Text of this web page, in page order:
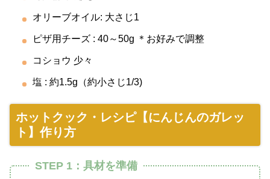
オリーブオイル: 大さじ1
ピザ用チーズ : 40～50g ＊お好みで調整
コショウ 少々
塩 : 約1.5g（約小さじ1/3)
ホットクック・レシピ【にんじんのガレッ
ト】作り方
STEP 1：具材を準備